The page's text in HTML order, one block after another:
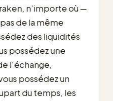
n’importe où —
de la même
des liquidités
possédez une
l’échange,
possédez un
du temps, les